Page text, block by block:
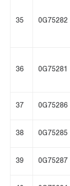
35 0G75282
36 0G75281
37 0G75286
38 0G75285
39 0G75287